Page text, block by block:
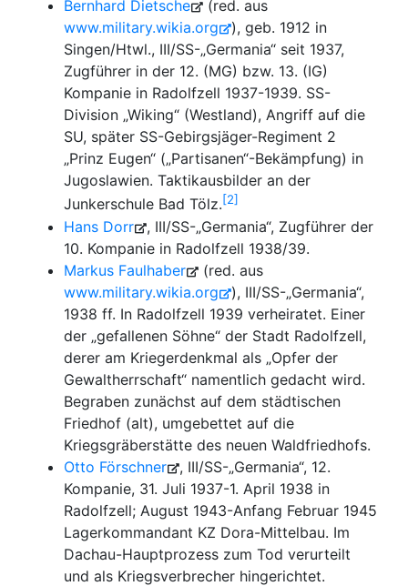
Bernhard Dietsche
(red. aus
www.military.wikia.org
), geb. 1912 in
Singen/Htwl., III/SS-„Germania“ seit 1937,
Zugführer in der 12. (MG) bzw. 13. (IG)
Kompanie in Radolfzell 1937-1939. SS-
Division „Wiking“ (Westland), Angriff auf die
SU, später SS-Gebirgsjäger-Regiment 2
„Prinz Eugen“ („Partisanen“-Bekämpfung) in
Jugoslawien. Taktikausbilder an der
Junkerschule Bad Tölz. 2
Hans Dorr
, III/SS-„Germania“, Zugführer der
10. Kompanie in Radolfzell 1938/39.
Markus Faulhaber
(red. aus
www.military.wikia.org
), III/SS-„Germania“,
1938 ff. In Radolfzell 1939 verheiratet. Einer
der „gefallenen Söhne“ der Stadt Radolfzell,
derer am Kriegerdenkmal als „Opfer der
Gewaltherrschaft“ namentlich gedacht wird.
Begraben zunächst auf dem städtischen
Friedhof (alt), umgebettet auf die
Kriegsgräberstätte des neuen Waldfriedhofs.
Otto Förschner
, III/SS-„Germania“, 12.
Kompanie, 31. Juli 1937-1. April 1938 in
Radolfzell; August 1943-Anfang Februar 1945
Lagerkommandant KZ Dora-Mittelbau. Im
Dachau-Hauptprozess zum Tod verurteilt
und als Kriegsverbrecher hingerichtet.